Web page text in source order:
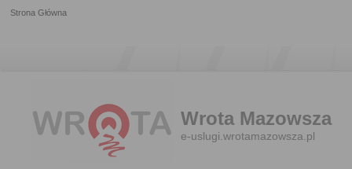
Strona Główna
Wrota Mazowsza
e-uslugi.wrotamazowsza.pl